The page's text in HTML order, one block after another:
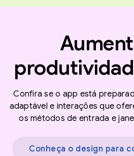
Confira se o app está
adaptável e interações que
os métodos de entrada e
Conheça o design para